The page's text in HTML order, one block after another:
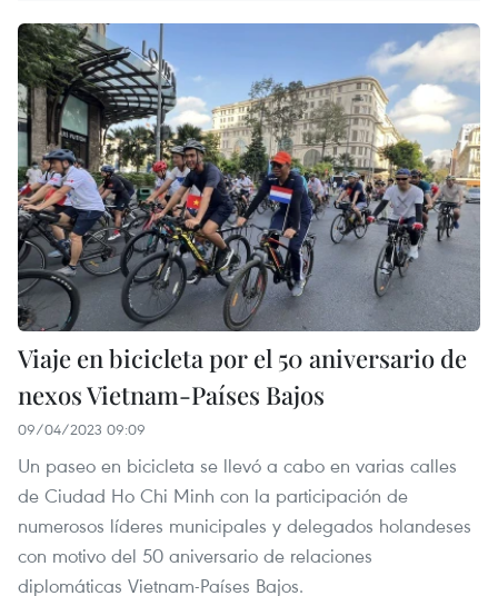
Viaje en bicicleta por el 50 aniversario de
nexos Vietnam-Países Bajos
09/04/2023 09:09
Un paseo en bicicleta se llevó a cabo en varias calles
de Ciudad Ho Chi Minh con la participación de
numerosos líderes municipales y delegados holandeses
con motivo del 50 aniversario de relaciones
diplomáticas Vietnam-Países Bajos.